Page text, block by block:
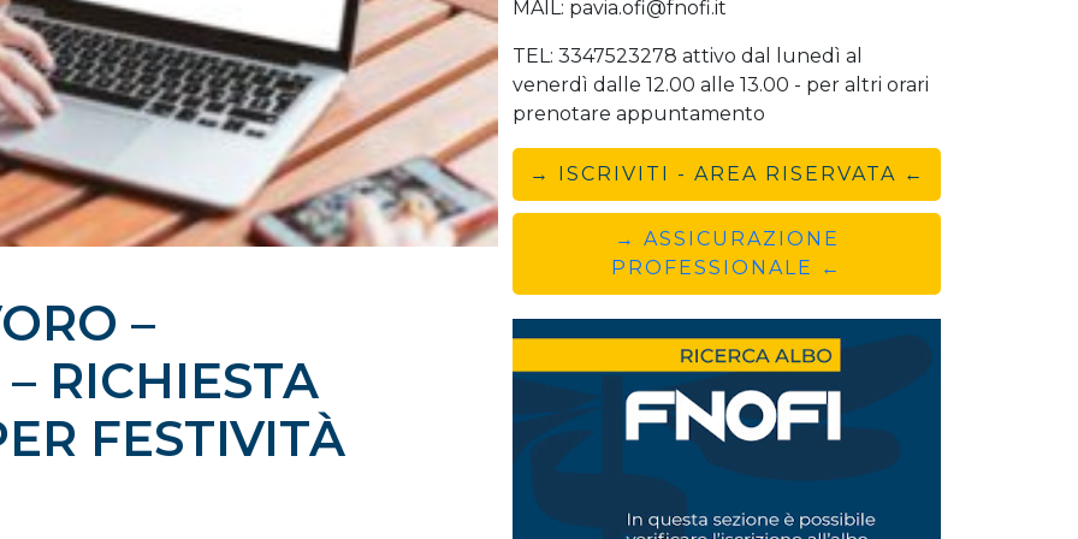
–
RICHIESTA
FESTIVITÀ
MAIL: pavia.ofi@fnofi.it
TEL: 3347523278 attivo dal lunedì al
venerdì dalle 12.00 alle 13.00 - per altri orari
prenotare appuntamento
→ ISCRIVITI - AREA RISERVATA ←
→ ASSICURAZIONE
PROFESSIONALE ←